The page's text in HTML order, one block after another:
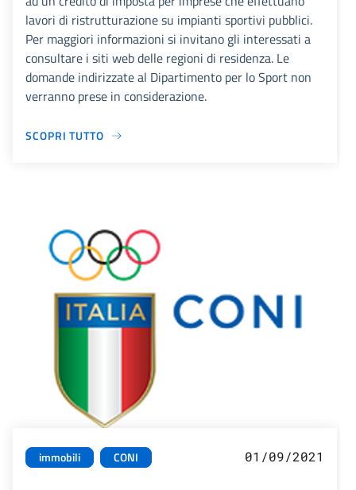
lavori di ristrutturazione su impianti sportivi pubblici.
Per maggiori informazioni si invitano gli interessati a
consultare i siti web delle regioni di residenza. Le
domande indirizzate al Dipartimento per lo Sport non
verranno prese in considerazione.
SCOPRI TUTTO
immobili CONI 01/09/2021